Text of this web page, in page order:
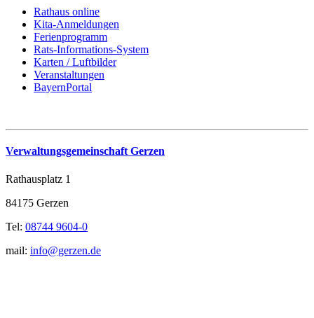
Rathaus online
Kita-Anmeldungen
Ferienprogramm
Rats-Informations-System
Karten / Luftbilder
Veranstaltungen
BayernPortal
Verwaltungsgemeinschaft Gerzen
Rathausplatz 1
84175 Gerzen
Tel: 08744 9604-0
mail: info@gerzen.de